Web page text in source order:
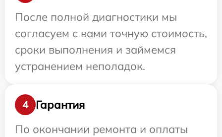
После полной диагностики мы
согласуем с вами точную стоимость,
сроки выполнения и займемся
устранением неполадок.
4
Гарантия
По окончании ремонта и оплаты